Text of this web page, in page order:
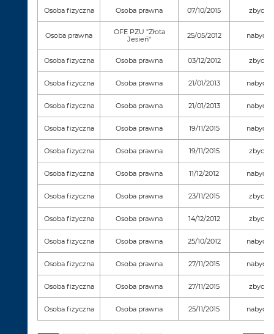
Osoba fizyczna Osoba prawna 07/10/2015 zbycie
Osoba prawna
OFE PZU "Złota
Jesień"
25/05/2012 nabycie
Osoba fizyczna Osoba prawna 03/12/2012 zbycie
Osoba fizyczna Osoba prawna 21/01/2013 nabycie
Osoba fizyczna Osoba prawna 21/01/2013 nabycie
Osoba fizyczna Osoba prawna 19/11/2015 nabycie
Osoba fizyczna Osoba prawna 19/11/2015 zbycie
Osoba fizyczna Osoba prawna 11/12/2012 nabycie
Osoba fizyczna Osoba prawna 23/11/2015 zbycie
Osoba fizyczna Osoba prawna 14/12/2012 zbycie
Osoba fizyczna Osoba prawna 25/10/2012 nabycie
Osoba fizyczna Osoba prawna 27/11/2015 nabycie
Osoba fizyczna Osoba prawna 27/11/2015 zbycie
Osoba fizyczna Osoba prawna 25/11/2015 nabycie